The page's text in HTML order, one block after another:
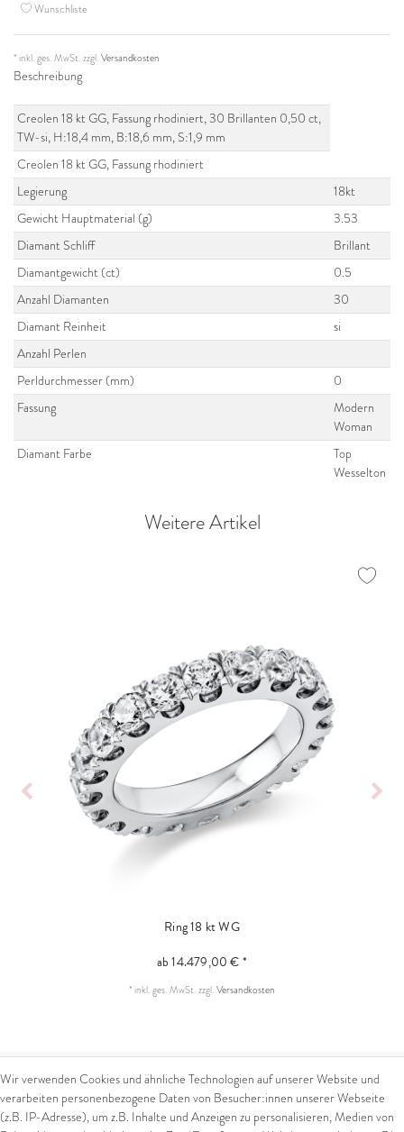
Wunschliste
* inkl. ges. MwSt. zzgl.Versandkosten
Beschreibung
Creolen 18 kt GG, Fassung rhodiniert, 30 Brillanten 0,50 ct,
TW-si, H:18,4 mm, B:18,6 mm, S:1,9 mm
Creolen 18 kt GG, Fassung rhodiniert
Legierung
18kt
Gewicht Hauptmaterial (g)
3.53
Diamant Schliff
Brillant
Diamantgewicht (ct)
0.5
Anzahl Diamanten
30
Diamant Reinheit
si
Anzahl Perlen
Perldurchmesser (mm)
0
Fassung
Modern
Woman
Diamant Farbe
Top
Wesselton
Weitere Artikel
Ring 18 kt WG
ab 14.479,00 € *
* inkl. ges. MwSt.zzgl.Versandkosten
Kontakt Rechtliches
Wir verwenden Cookies und ähnliche Technologien auf unserer Website und
verarbeiten personenbezogene Daten von Besucher:innen unserer Webseite
(z.B. IP-Adresse), um z.B. Inhalte und Anzeigen zu personalisieren, Medien von